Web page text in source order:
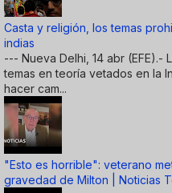
Casta y religión, los temas
indias
--- Nueva Delhi, 14 abr (EFE).-
temas en teoría vetados en la
hacer cam...
"Esto es horrible": veterano
gravedad de Milton | Noticias